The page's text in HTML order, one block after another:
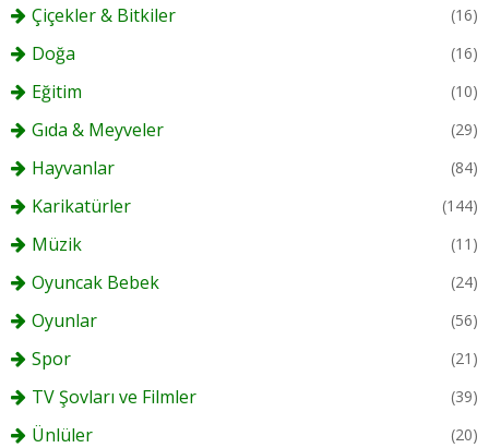
Çiçekler & Bitkiler (16)
Doğa (16)
Eğitim (10)
Gıda & Meyveler (29)
Hayvanlar (84)
Karikatürler (144)
Müzik (11)
Oyuncak Bebek (24)
Oyunlar (56)
Spor (21)
TV Şovları ve Filmler (39)
Ünlüler (20)